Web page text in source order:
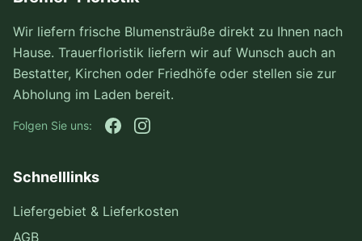
Wir liefern frische Blumensträuße direkt zu Ihnen nach
Hause. Trauerfloristik liefern wir auf Wunsch auch an
Bestatter, Kirchen oder Friedhöfe oder stellen sie zur
Abholung im Laden bereit.
Folgen Sie uns:
Schnelllinks
Liefergebiet & Lieferkosten
AGB